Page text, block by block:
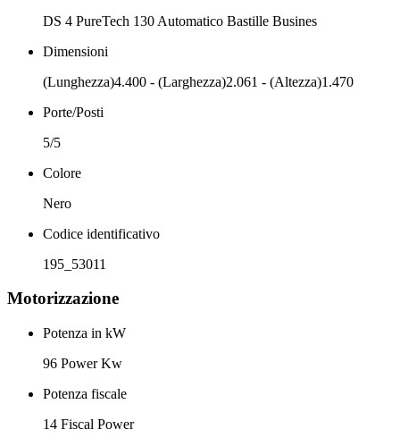
DS 4 PureTech 130 Automatico Bastille Busines
Dimensioni
(Lunghezza)4.400 - (Larghezza)2.061 - (Altezza)1.470
Porte/Posti
5/5
Colore
Nero
Codice identificativo
195_53011
Motorizzazione
Potenza in kW
96 Power Kw
Potenza fiscale
14 Fiscal Power